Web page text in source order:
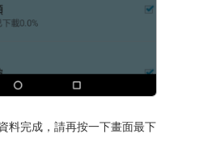
料完成，請再按一下畫面最下